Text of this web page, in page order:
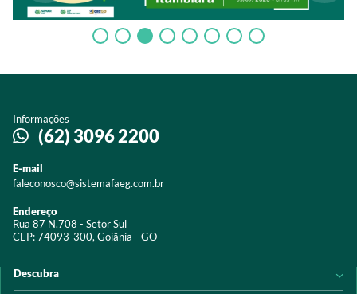
Informações
(62) 3096 2200
E-mail
faleconosco@sistemafaeg.com.br
Endereço
Rua 87 N.708 - Setor Sul
CEP: 74093-300, Goiânia - GO
Descubra